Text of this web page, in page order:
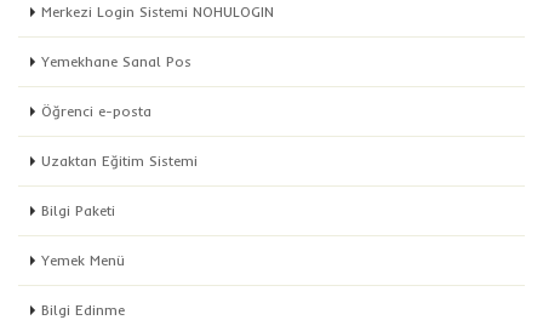
Merkezi Login Sistemi NOHULOGIN
Yemekhane Sanal Pos
Öğrenci e-posta
Uzaktan Eğitim Sistemi
Bilgi Paketi
Yemek Menü
Bilgi Edinme